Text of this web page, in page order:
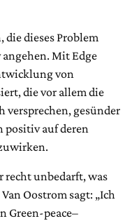
die dieses Problem
Mit Edge
von
die vor allem die
versprechen, gesünder
positiv auf deren
recht unbedarft, was
Oostrom sagt: „Ich
Green-peace–